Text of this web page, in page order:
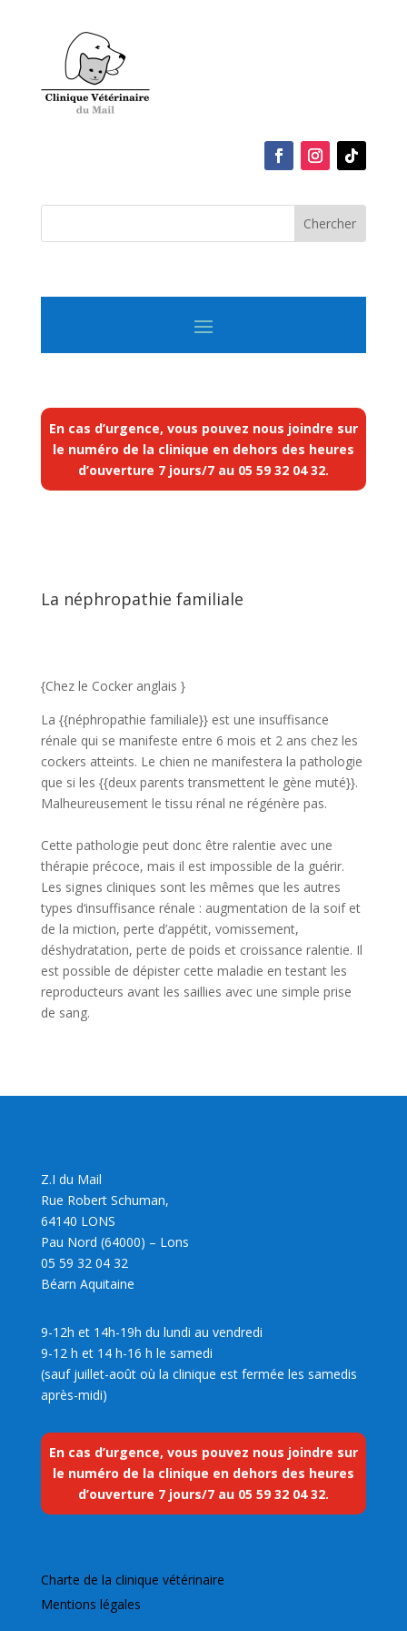
En cas d’urgence, vous pouvez nous joindre sur
le numéro de la clinique en dehors des heures
d’ouverture 7 jours/7 au 05 59 32 04 32.
La néphropathie familiale
{Chez le Cocker anglais }
La {{néphropathie familiale}} est une insuffisance
rénale qui se manifeste entre 6 mois et 2 ans chez les
cockers atteints. Le chien ne manifestera la pathologie
que si les {{deux parents transmettent le gène muté}}.
Malheureusement le tissu rénal ne régénère pas.
Cette pathologie peut donc être ralentie avec une
thérapie précoce, mais il est impossible de la guérir.
Les signes cliniques sont les mêmes que les autres
types d‘insuffisance rénale : augmentation de la soif et
de la miction, perte d’appétit, vomissement,
déshydratation, perte de poids et croissance ralentie. Il
est possible de dépister cette maladie en testant les
reproducteurs avant les saillies avec une simple prise
de sang.
Z.I du Mail
Rue Robert Schuman,
64140 LONS
Pau Nord (64000) – Lons
05 59 32 04 32
Béarn Aquitaine
9-12h et 14h-19h du lundi au vendredi
9-12 h et 14 h-16 h le samedi
(sauf juillet-août où la clinique est fermée les samedis
après-midi)
En cas d’urgence, vous pouvez nous joindre sur
le numéro de la clinique en dehors des heures
d’ouverture 7 jours/7 au 05 59 32 04 32.
Charte de la clinique vétérinaire
Mentions légales